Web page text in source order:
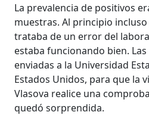
La prevalencia de positivos
muestras. Al principio
trataba de un error del
estaba funcionando bien.
enviadas a la Universidad
Estados Unidos, para que la
Vlasova realice una
quedó sorprendida.